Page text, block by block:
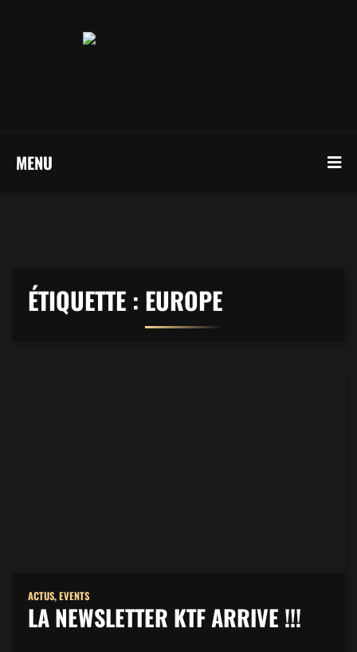
MENU
ÉTIQUETTE : EUROPE
ACTUS,EVENTS
LA NEWSLETTER KTF ARRIVE !!!